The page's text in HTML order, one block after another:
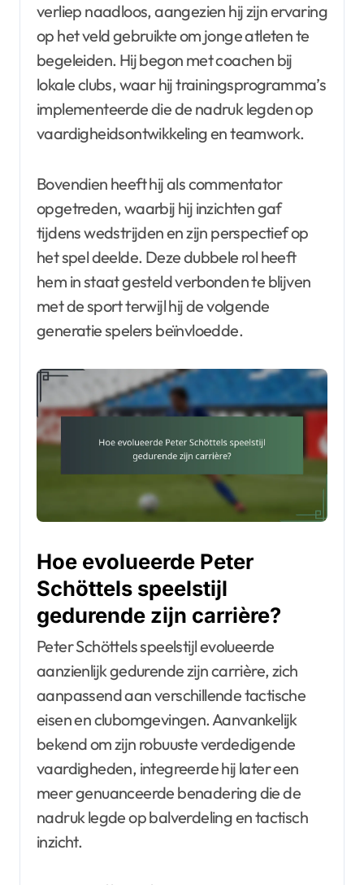
verliep naadloos, aangezien hij zijn ervaring
op het veld gebruikte om jonge atleten te
begeleiden. Hij begon met coachen bij
lokale clubs, waar hij trainingsprogramma’s
implementeerde die de nadruk legden op
vaardigheidsontwikkeling en teamwork.
Bovendien heeft hij als commentator
opgetreden, waarbij hij inzichten gaf
tijdens wedstrijden en zijn perspectief op
het spel deelde. Deze dubbele rol heeft
hem in staat gesteld verbonden te blijven
met de sport terwijl hij de volgende
generatie spelers beïnvloedde.
Hoe evolueerde Peter
Schöttels speelstijl
gedurende zijn carrière?
Peter Schöttels speelstijl evolueerde
aanzienlijk gedurende zijn carrière, zich
aanpassend aan verschillende tactische
eisen en clubomgevingen. Aanvankelijk
bekend om zijn robuuste verdedigende
vaardigheden, integreerde hij later een
meer genuanceerde benadering die de
nadruk legde op balverdeling en tactisch
inzicht.